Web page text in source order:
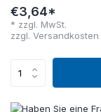
€3,64*
* zzgl. MwSt.
zzgl. Versandkosten